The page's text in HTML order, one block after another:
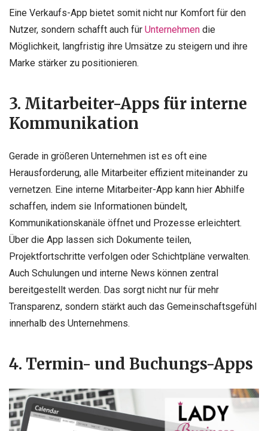
Eine Verkaufs-App bietet somit nicht nur Komfort für den
Nutzer, sondern schafft auch für Unternehmen die
Möglichkeit, langfristig ihre Umsätze zu steigern und ihre
Marke stärker zu positionieren.
3. Mitarbeiter-Apps für interne
Kommunikation
Gerade in größeren Unternehmen ist es oft eine
Herausforderung, alle Mitarbeiter effizient miteinander zu
vernetzen. Eine interne Mitarbeiter-App kann hier Abhilfe
schaffen, indem sie Informationen bündelt,
Kommunikationskanäle öffnet und Prozesse erleichtert.
Über die App lassen sich Dokumente teilen,
Projektfortschritte verfolgen oder Schichtpläne verwalten.
Auch Schulungen und interne News können zentral
bereitgestellt werden. Das sorgt nicht nur für mehr
Transparenz, sondern stärkt auch das Gemeinschaftsgefühl
innerhalb des Unternehmens.
4. Termin- und Buchungs-Apps